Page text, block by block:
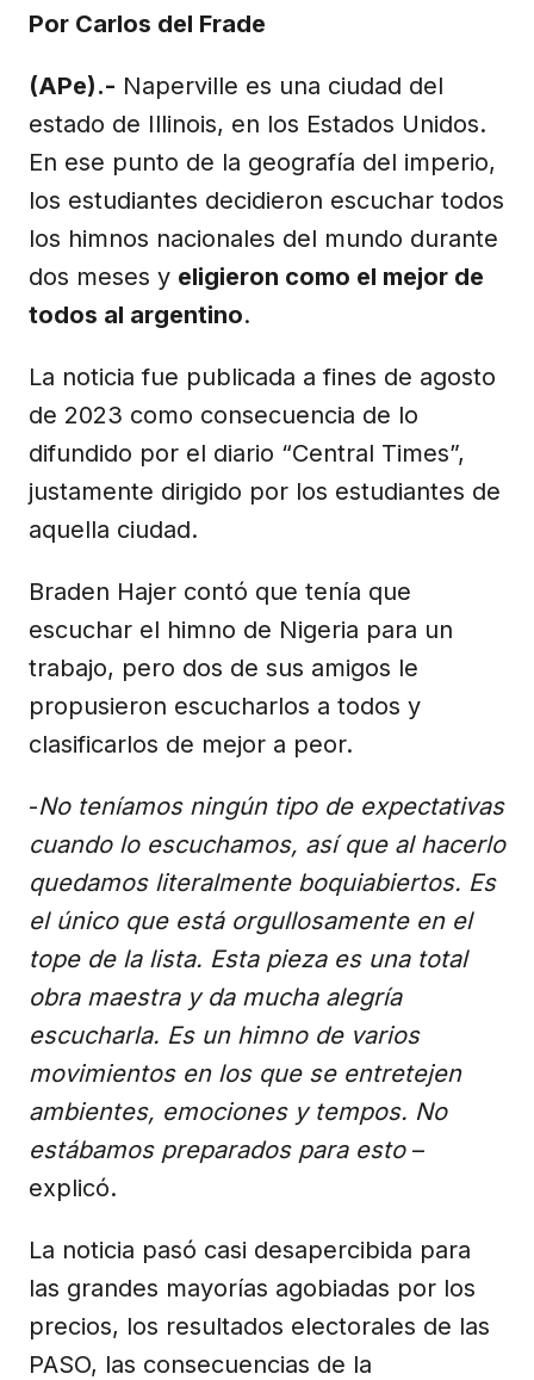
(Twitter)
Por Carlos del Frade
(APe).- Naperville es una ciudad del
estado de Illinois, en los Estados Unidos.
En ese punto de la geografía del imperio,
los estudiantes decidieron escuchar todos
los himnos nacionales del mundo durante
dos meses y eligieron como el mejor de
todos al argentino.
La noticia fue publicada a fines de agosto
de 2023 como consecuencia de lo
difundido por el diario “Central Times”,
justamente dirigido por los estudiantes de
aquella ciudad.
Braden Hajer contó que tenía que
escuchar el himno de Nigeria para un
trabajo, pero dos de sus amigos le
propusieron escucharlos a todos y
clasificarlos de mejor a peor.
-No teníamos ningún tipo de expectativas
cuando lo escuchamos, así que al hacerlo
quedamos literalmente boquiabiertos. Es
el único que está orgullosamente en el
tope de la lista. Esta pieza es una total
obra maestra y da mucha alegría
escucharla. Es un himno de varios
movimientos en los que se entretejen
ambientes, emociones y tempos. No
estábamos preparados para esto–
explicó.
La noticia pasó casi desapercibida para
las grandes mayorías agobiadas por los
precios, los resultados electorales de las
PASO, las consecuencias de la